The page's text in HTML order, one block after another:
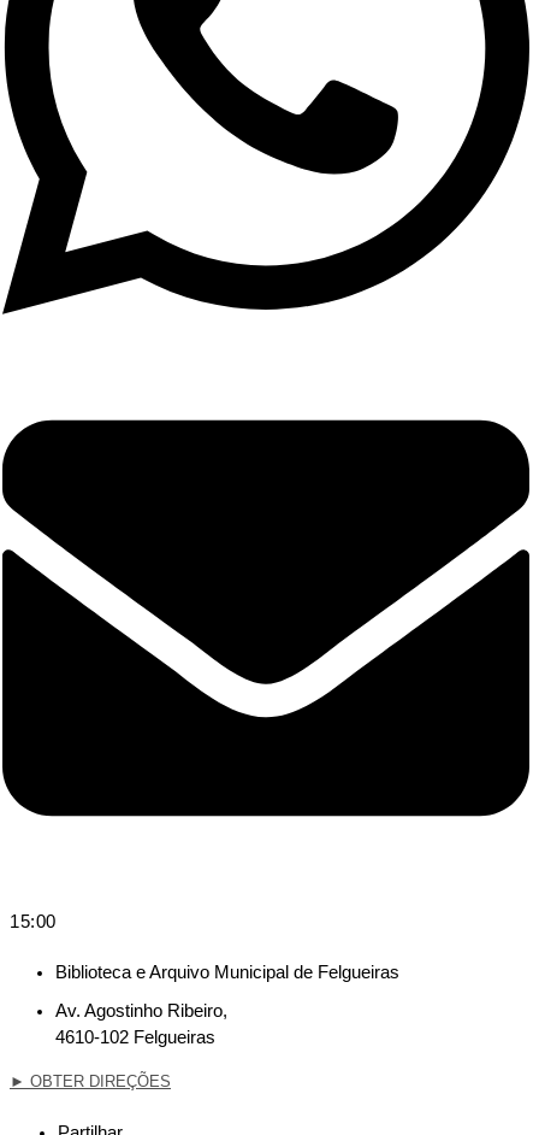
15:00
Biblioteca e Arquivo Municipal de Felgueiras
Av. Agostinho Ribeiro,
4610-102 Felgueiras
► OBTER DIREÇÕES